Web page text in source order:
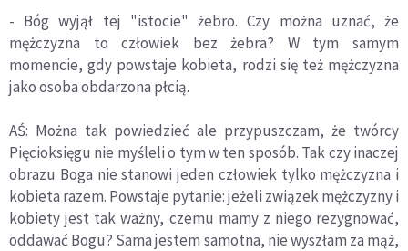
- Bóg wyjął tej "istocie" żebro. Czy można uznać, że
mężczyzna to człowiek bez żebra? W tym samym
momencie, gdy powstaje kobieta, rodzi się też mężczyzna
jako osoba obdarzona płcią.
AŚ: Można tak powiedzieć ale przypuszczam, że twórcy
Pięcioksięgu nie myśleli o tym w ten sposób. Tak czy inaczej
obrazu Boga nie stanowi jeden człowiek tylko mężczyzna i
kobieta razem. Powstaje pytanie: jeżeli związek mężczyzny i
kobiety jest tak ważny, czemu mamy z niego rezygnować,
oddawać Bogu? Sama jestem samotna, nie wyszłam za mąż,